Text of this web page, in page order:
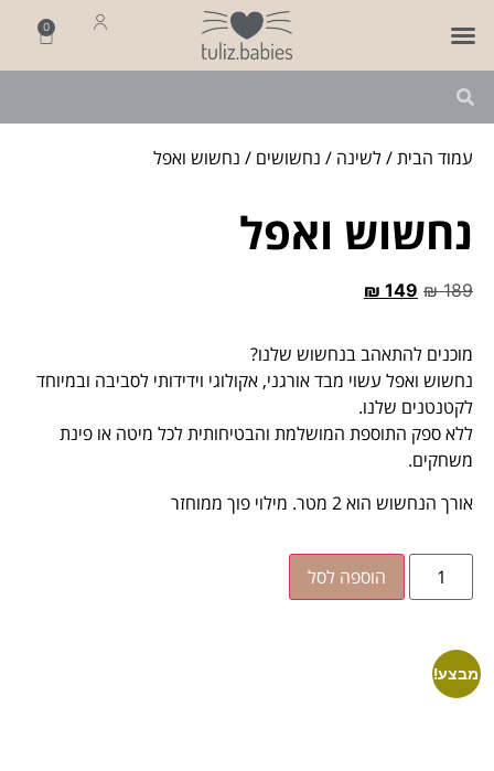
0
עמוד הבית/לשינה / נחשושים / נחשוש ואפל
נחשוש ואפל
₪189
₪ 149
מוכנים להתאהב בנחשוש שלנו?
נחשוש ואפל עשוי מבד אורגני, אקולוגי וידידותי לסביבה ובמיוחד
לקטנטנים שלנו.
ללא ספק התוספת המושלמת והבטיחותית לכל מיטה או פינת
משחקים.
אורך הנחשוש הוא 2 מטר. מילוי פוך ממוחזר
הוספה לסל
מבצע!